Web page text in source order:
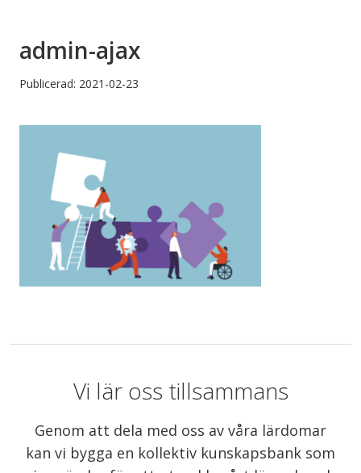
admin-ajax
Publicerad: 2021-02-23
Vi lär oss tillsammans
Genom att dela med oss av våra lärdomar
kan vi bygga en kollektiv kunskapsbank som